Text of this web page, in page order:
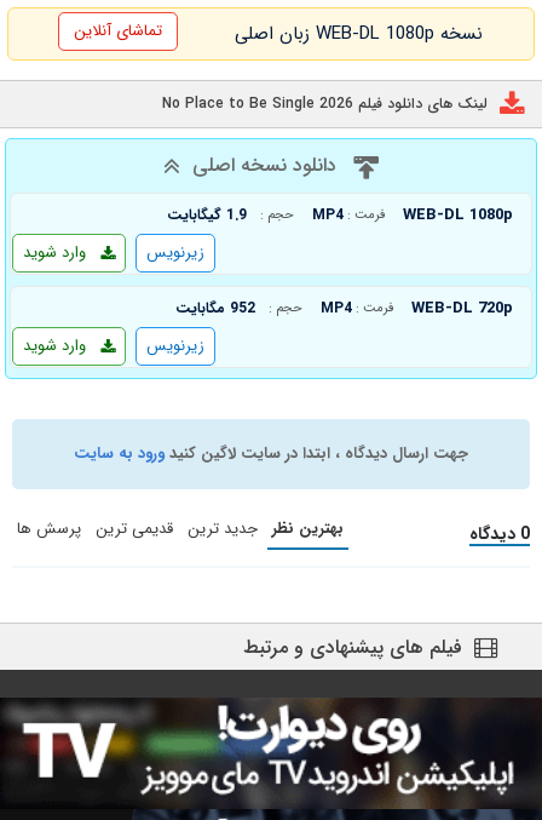
نسخه WEB-DL 1080p زبان اصلی تماشای آنلاین
لینک های دانلود فیلم No Place to Be Single 2026
دانلود نسخه اصلی
WEB-DL 1080p فرمت : MP4 حجم : 1.9 گیگابایت
وارد شوید زیرنویس
WEB-DL 720p فرمت : MP4 حجم : 952 مگابایت
وارد شوید زیرنویس
جهت ارسال دیدگاه ، ابتدا در سایت لاگین کنیدورود به سایت
0 دیدگاه بهترین نظر جدید ترین قدیمی ترین پرسش ها
فیلم های پیشنهادی و مرتبط